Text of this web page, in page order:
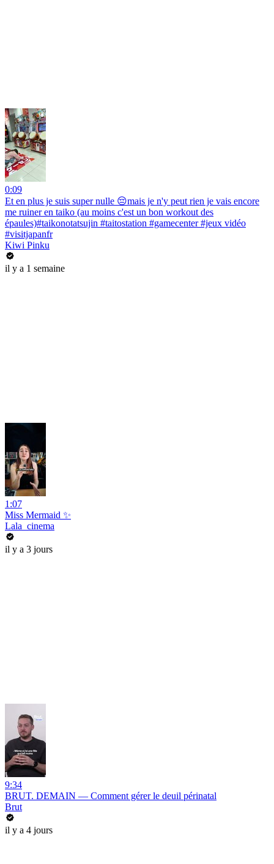
0:09
Et en plus je suis super nulle 😔mais je n'y peut rien je vais encore
me ruiner en taiko (au moins c'est un bon workout des
épaules)#taikonotatsujin #taitostation #gamecenter #jeux vidéo
#visitjapanfr
Kiwi Pinku
il y a 1 semaine
1:07
Miss Mermaid ✨
Lala_cinema
il y a 3 jours
9:34
BRUT. DEMAIN — Comment gérer le deuil périnatal
Brut
il y a 4 jours